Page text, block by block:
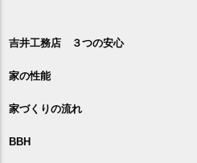
吉井工務店 ３つの安心
家の性能
家づくりの流れ
BBH